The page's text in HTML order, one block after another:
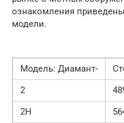
ознакомления
модели.
Модель: Диамант-
2
2H